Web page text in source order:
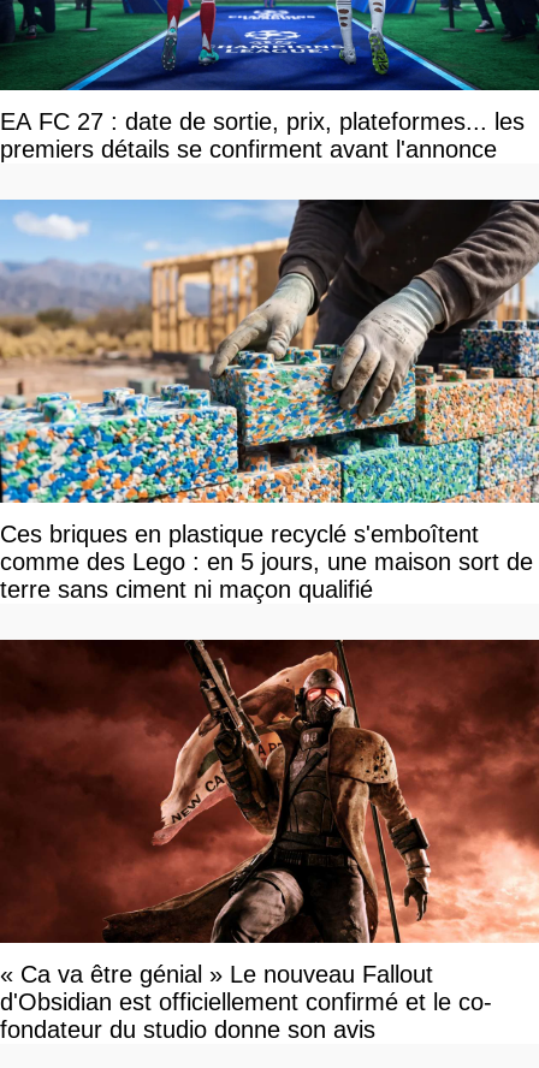
EA FC 27 : date de sortie, prix, plateformes... les
premiers détails se confirment avant l'annonce
Ces briques en plastique recyclé s'emboîtent
comme des Lego : en 5 jours, une maison sort de
terre sans ciment ni maçon qualifié
« Ca va être génial » Le nouveau Fallout
d'Obsidian est officiellement confirmé et le co-
fondateur du studio donne son avis